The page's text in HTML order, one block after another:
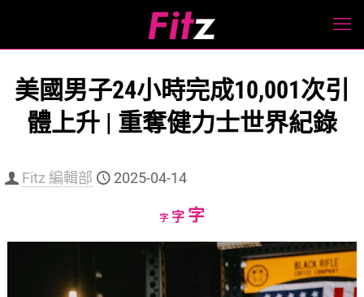
美國男子24小時完成10,001次引
體上升 | 重奪健力士世界紀錄
Fitz 編輯部 2025-04-14
字Decrease
字Reset
字Increase
size.